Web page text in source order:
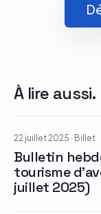
À lire aussi.
22 juillet 2025 · Billet
Bulletin
tourisme
juillet 2025)